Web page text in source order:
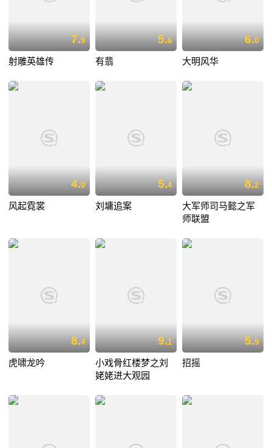
7.9
射雕英雄传
5.6
有翡
6.0
大明风华
4.0
风起霓裳
5.4
刘墉追案
8.2
大军师司马懿之军
师联盟
8.4
虎啸龙吟
9.1
小戏骨红楼梦之刘
姥姥进大观园
5.9
招摇